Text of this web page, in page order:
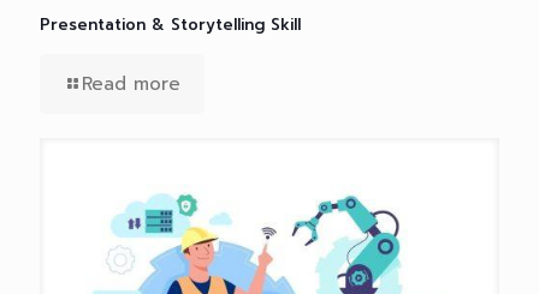
Presentation & Storytelling Skill
Read more